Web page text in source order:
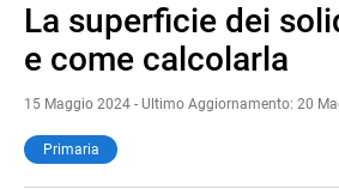
La superficie dei
e come calcolarla
15 Maggio 2024 - Ultimo Aggiornamento: 20
Primaria